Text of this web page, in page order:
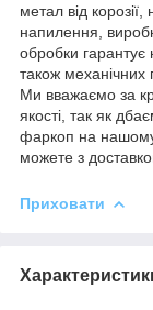
метал від
напилення,
обробки гарантує
також механічних
Ми вважаємо за
якості, так як
фаркоп на нашому
можете з
Приховати